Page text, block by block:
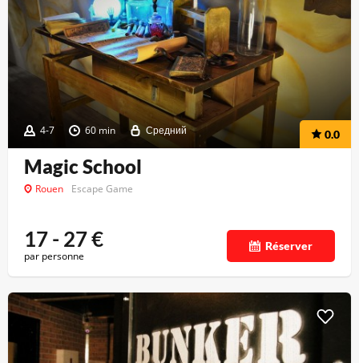
4-7 60 min Средний 0.0
Magic School
Rouen Escape Game
17 - 27€
par personne
Réserver